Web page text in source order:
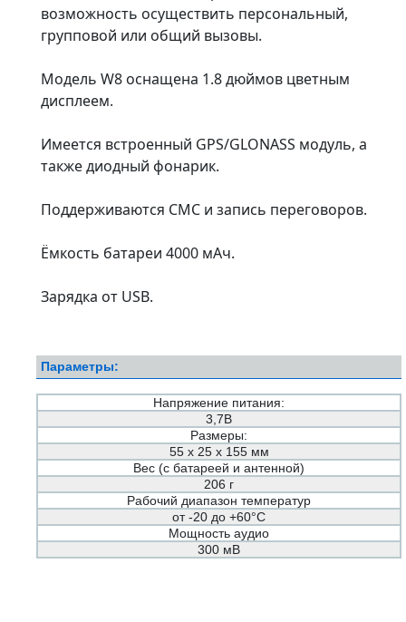
возможность осуществить персональный,
групповой или общий вызовы.
Модель W8 оснащена 1.8 дюймов цветным
дисплеем.
Имеется встроенный GPS/GLONASS модуль, а
также диодный фонарик.
Поддерживаются СМС и запись переговоров.
Ёмкость батареи 4000 мАч.
Зарядка от USB.
Параметры:
Напряжение питания:
3,7В
Размеры:
55 х 25 х 155 мм
Вес (с батареей и антенной)
206 г
Рабочий диапазон температур
от -20 до +60°С
Мощность аудио
300 мВ